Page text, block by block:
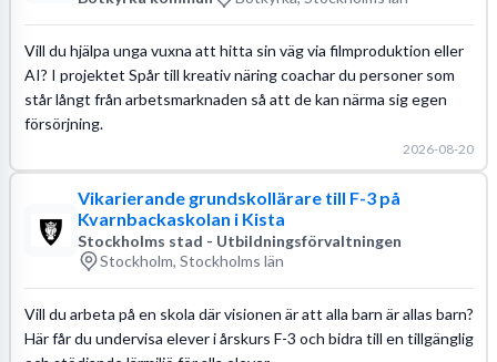
Vill du hjälpa unga vuxna att hitta sin väg via filmproduktion eller
AI? I projektet Spår till kreativ näring coachar du personer som
står långt från arbetsmarknaden så att de kan närma sig egen
försörjning.
2026-08-20
Vikarierande grundskollärare till F-3 på
Kvarnbackaskolan i Kista
Stockholms stad - Utbildningsförvaltningen
Stockholm, Stockholms län
Vill du arbeta på en skola där visionen är att alla barn är allas barn?
Här får du undervisa elever i årskurs F-3 och bidra till en tillgänglig